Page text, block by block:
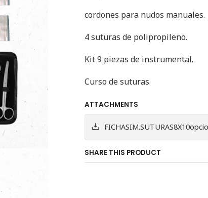
cordones para nudos manuales.
4 suturas de polipropileno.
Kit 9 piezas de instrumental.
Curso de suturas
ATTACHMENTS
SHARE THIS PRODUCT